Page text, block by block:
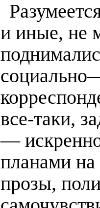
и иные, не
все-таки,
—
планами на
прозы,